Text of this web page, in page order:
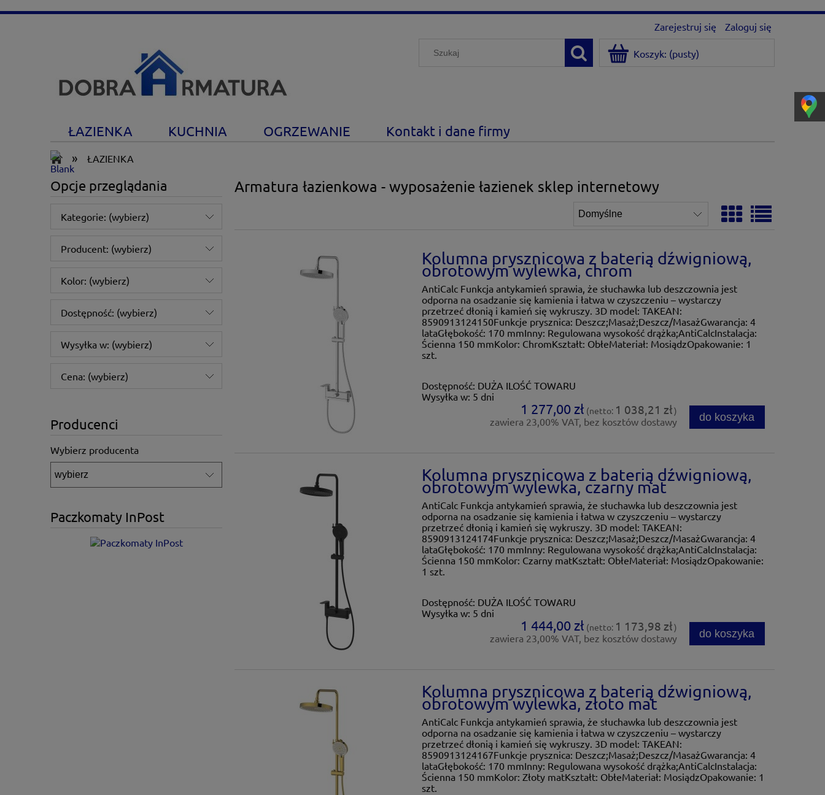
Zarejestruj się Zaloguj się
Koszyk: (pusty)
ŁAZIENKA KUCHNIA OGRZEWANIE Kontakt i dane firmy
» ŁAZIENKA
Opcje przeglądania
Kategorie: (wybierz)
Producent: (wybierz)
Kolor: (wybierz)
Dostępność: (wybierz)
Wysyłka w: (wybierz)
Cena: (wybierz)
Producenci
Wybierz producenta
Paczkomaty InPost
Armatura łazienkowa - wyposażenie łazienek sklep internetowy
Kolumna prysznicowa z baterią dźwigniową,
obrotowym wylewka, chrom
AntiCalc Funkcja antykamień sprawia, że słuchawka lub deszczownia jest
odporna na osadzanie się kamienia i łatwa w czyszczeniu – wystarczy
przetrzeć dłonią i kamień się wykruszy. 3D model: TAKEAN:
8590913124150Funkcje prysznica: Deszcz;Masaż;Deszcz/MasażGwarancja: 4
lataGłębokość: 170 mmInny: Regulowana wysokość drążka;AntiCalcInstalacja:
Ścienna 150 mmKolor: ChromKształt: ObłeMateriał: MosiądzOpakowanie: 1
szt.
Dostępność: DUŻA ILOŚĆ TOWARU
Wysyłka w: 5 dni
1 277,00 zł (netto: 1 038,21 zł)
zawiera 23,00% VAT, bez kosztów dostawy do koszyka
Kolumna prysznicowa z baterią dźwigniową,
obrotowym wylewka, czarny mat
AntiCalc Funkcja antykamień sprawia, że słuchawka lub deszczownia jest
odporna na osadzanie się kamienia i łatwa w czyszczeniu – wystarczy
przetrzeć dłonią i kamień się wykruszy. 3D model: TAKEAN:
8590913124174Funkcje prysznica: Deszcz;Masaż;Deszcz/MasażGwarancja: 4
lataGłębokość: 170 mmInny: Regulowana wysokość drążka;AntiCalcInstalacja:
Ścienna 150 mmKolor: Czarny matKształt: ObłeMateriał: MosiądzOpakowanie:
1 szt.
Dostępność: DUŻA ILOŚĆ TOWARU
Wysyłka w: 5 dni
1 444,00 zł (netto: 1 173,98 zł)
zawiera 23,00% VAT, bez kosztów dostawy do koszyka
Kolumna prysznicowa z baterią dźwigniową,
obrotowym wylewka, złoto mat
AntiCalc Funkcja antykamień sprawia, że słuchawka lub deszczownia jest
odporna na osadzanie się kamienia i łatwa w czyszczeniu – wystarczy
przetrzeć dłonią i kamień się wykruszy. 3D model: TAKEAN:
8590913124167Funkcje prysznica: Deszcz;Masaż;Deszcz/MasażGwarancja: 4
lataGłębokość: 170 mmInny: Regulowana wysokość drążka;AntiCalcInstalacja:
Ścienna 150 mmKolor: Złoty matKształt: ObłeMateriał: MosiądzOpakowanie: 1
szt.